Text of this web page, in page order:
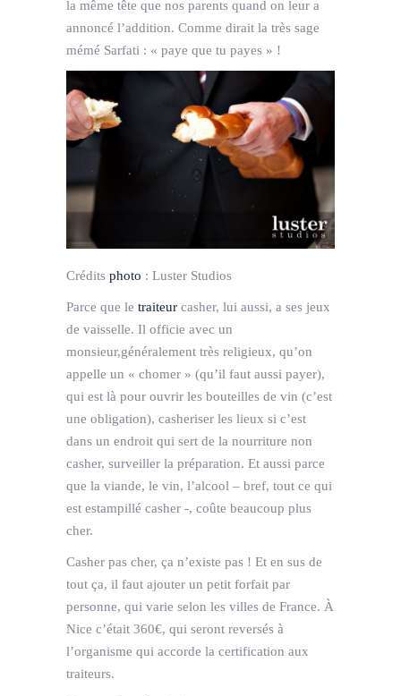
la même tête que nos parents quand on leur a
annoncé l’addition. Comme dirait la très sage
mémé Sarfati : « paye que tu payes » !
Crédits photo : Luster Studios
Parce que le traiteur casher, lui aussi, a ses jeux
de vaisselle. Il officie avec un
monsieur,généralement très religieux, qu’on
appelle un « chomer » (qu’il faut aussi payer),
qui est là pour ouvrir les bouteilles de vin (c’est
une obligation), casheriser les lieux si c’est
dans un endroit qui sert de la nourriture non
casher, surveiller la préparation. Et aussi parce
que la viande, le vin, l’alcool – bref, tout ce qui
est estampillé casher -, coûte beaucoup plus
cher.
Casher pas cher, ça n’existe pas ! Et en sus de
tout ça, il faut ajouter un petit forfait par
personne, qui varie selon les villes de France. À
Nice c’était 360€, qui seront reversés à
l’organisme qui accorde la certification aux
traiteurs.